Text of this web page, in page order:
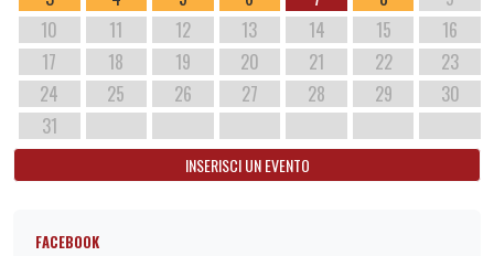
10
11 12 13 14 15
16
17
18 19 20 21 22
23
24
25 26 27 28 29
30
31
INSERISCI UN EVENTO
FACEBOOK